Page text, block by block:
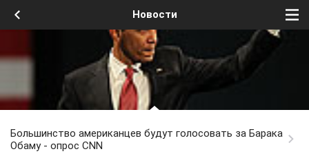
Новости
Большинство американцев будут голосовать за Барака
Обаму - опрос CNN